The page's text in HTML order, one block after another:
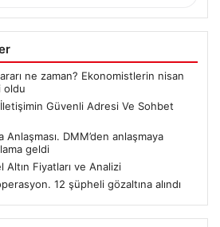
ne zaman? Ekonomistlerin nisan
oldu
Güvenli Adresi Ve Sohbet
DMM’den anlaşmaya
geldi
Altın Fiyatları ve Analizi
12 şüpheli gözaltına alındı